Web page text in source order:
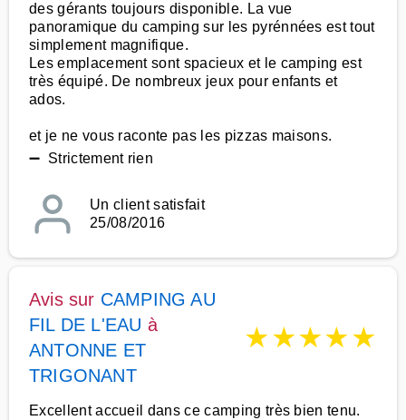
des gérants toujours disponible. La vue
panoramique du camping sur les pyrénnées est tout
simplement magnifique.
Les emplacement sont spacieux et le camping est
très équipé. De nombreux jeux pour enfants et
ados.
et je ne vous raconte pas les pizzas maisons.
➖ Strictement rien
Un client satisfait
25/08/2016
Avis sur CAMPING AU
FIL DE L'EAU à
ANTONNE ET
TRIGONANT
★★★★★
Excellent accueil dans ce camping très bien tenu.